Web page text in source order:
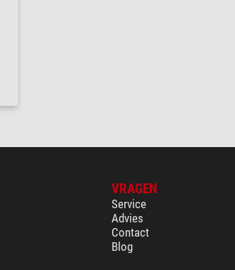
VRAGEN
Service
Advies
Contact
Blog